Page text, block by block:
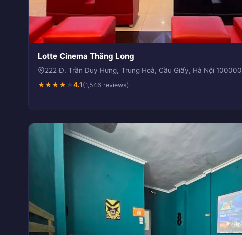
Lotte Cinema Thăng Long
222 Đ. Trần Duy Hưng, Trung Hoà, Cầu Giấy, Hà Nội 100000
★★★★★4.1 (1,546 reviews)